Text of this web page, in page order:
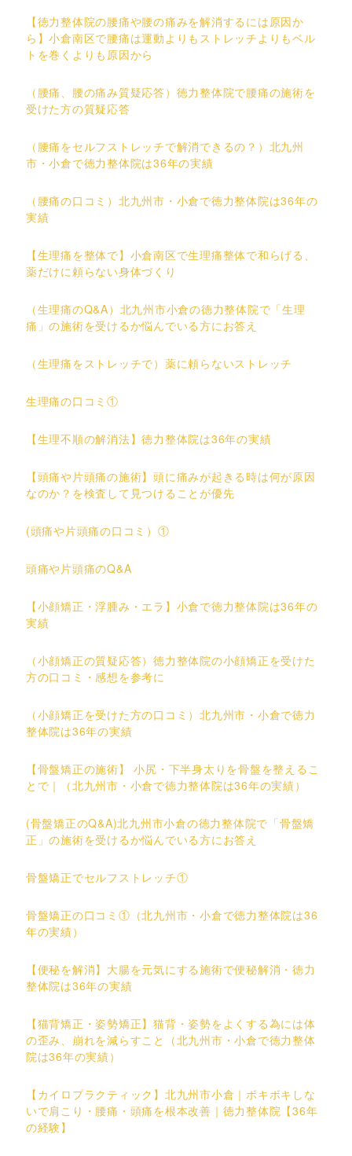
【徳力整体院の腰痛や腰の痛みを解消するには原因か
ら】小倉南区で腰痛は運動よりもストレッチよりもベル
トを巻くよりも原因から
（腰痛、腰の痛み質疑応答）徳力整体院で腰痛の施術を
受けた方の質疑応答
（腰痛をセルフストレッチで解消できるの？）北九州
市・小倉で徳力整体院は36年の実績
（腰痛の口コミ）北九州市・小倉で徳力整体院は36年の
実績
【生理痛を整体で】小倉南区で生理痛整体で和らげる、
薬だけに頼らない身体づくり
（生理痛のQ&A）北九州市小倉の徳力整体院で「生理
痛」の施術を受けるか悩んでいる方にお答え
（生理痛をストレッチで）薬に頼らないストレッチ
生理痛の口コミ①
【生理不順の解消法】徳力整体院は36年の実績
【頭痛や片頭痛の施術】頭に痛みが起きる時は何が原因
なのか？を検査して見つけることが優先
(頭痛や片頭痛の口コミ）①
頭痛や片頭痛のQ&A
【小顔矯正・浮腫み・エラ】小倉で徳力整体院は36年の
実績
（小顔矯正の質疑応答）徳力整体院の小顔矯正を受けた
方の口コミ・感想を参考に
（小顔矯正を受けた方の口コミ）北九州市・小倉で徳力
整体院は36年の実績
【骨盤矯正の施術】 小尻・下半身太りを骨盤を整えるこ
とで｜（北九州市・小倉で徳力整体院は36年の実績）
(骨盤矯正のQ&A)北九州市小倉の徳力整体院で「骨盤矯
正」の施術を受けるか悩んでいる方にお答え
骨盤矯正でセルフストレッチ①
骨盤矯正の口コミ①（北九州市・小倉で徳力整体院は36
年の実績）
【便秘を解消】大腸を元気にする施術で便秘解消・徳力
整体院は36年の実績
【猫背矯正・姿勢矯正】猫背・姿勢をよくする為には体
の歪み、崩れを減らすこと（北九州市・小倉で徳力整体
院は36年の実績）
【カイロプラクティック】北九州市小倉｜ボキボキしな
いで肩こり・腰痛・頭痛を根本改善｜徳力整体院【36年
の経験】